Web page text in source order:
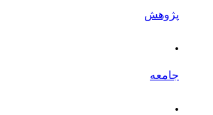
پژوهش
.
جامعه
.